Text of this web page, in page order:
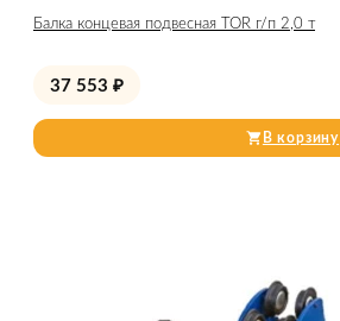
Балка концевая подвесная TOR г/п 2,0 т
37 553 ₽
В корзину